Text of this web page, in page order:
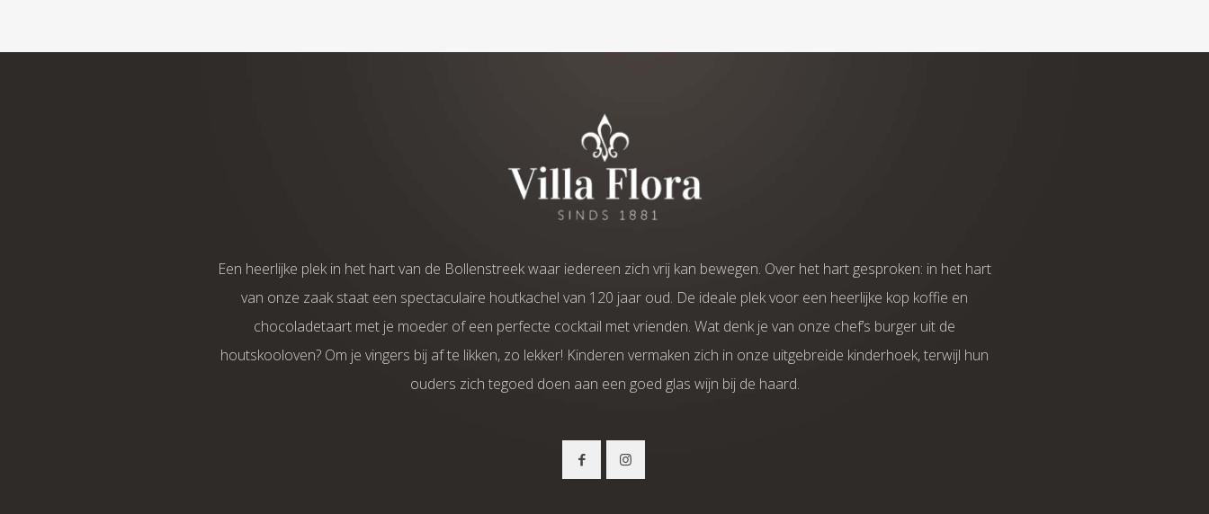
Een heerlijke plek in het hart van de Bollenstreek waar iedereen zich vrij kan bewegen. Over het hart gesproken: in het hart
van onze zaak staat een spectaculaire houtkachel van 120 jaar oud. De ideale plek voor een heerlijke kop koffie en
chocoladetaart met je moeder of een perfecte cocktail met vrienden. Wat denk je van onze chef’s burger uit de
houtskooloven? Om je vingers bij af te likken, zo lekker! Kinderen vermaken zich in onze uitgebreide kinderhoek, terwijl hun
ouders zich tegoed doen aan een goed glas wijn bij de haard.